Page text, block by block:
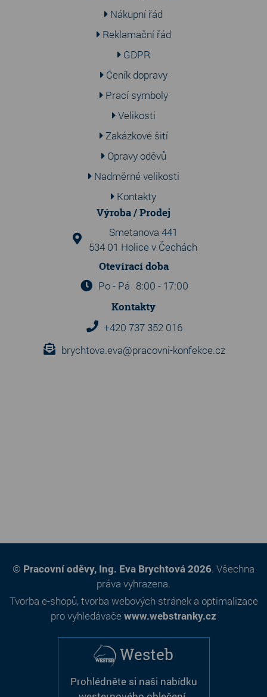
Nákupní řád
Reklamační řád
GDPR
Ceník dopravy
Prací symboly
Velikosti
Zakázkové šití
Opravy oděvů
Nadměrné velikosti
Kontakty
Výroba / Prodej
Smetanova 441
534 01 Holice v Čechách
Otevírací doba
Po - Pá 8:00 - 17:00
Kontakty
+420 737 352 016
brychtova.eva@pracovni-konfekce.cz
© Pracovní oděvy, Ing. Eva Brychtová 2026. Všechna
práva vyhrazena.
Tvorba e-shopů,tvorba webových stráneka optimalizace
pro vyhledávače www.webstranky.cz
Westeb
Prohlédněte si naši nabídku